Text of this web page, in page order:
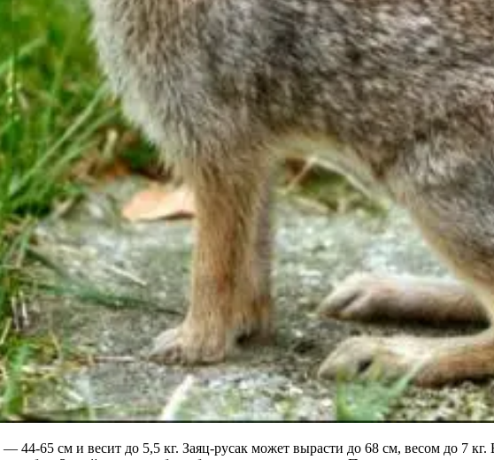
44-65 см и весит до 5,5 кг. Заяц-русак может вырасти до 68 см, весом до 7